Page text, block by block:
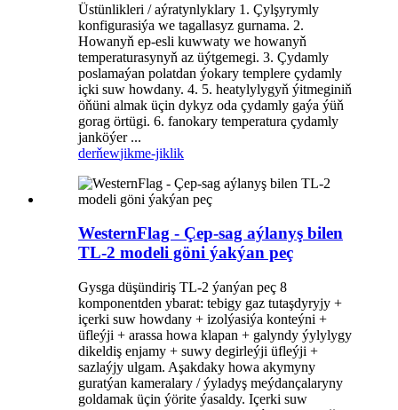
Üstünlikleri / aýratynlyklary 1. Çylşyrymly
konfigurasiýa we tagallasyz gurnama. 2.
Howanyň ep-esli kuwwaty we howanyň
temperaturasynyň az üýtgemegi. 3. Çydamly
poslamaýan polatdan ýokary templere çydamly
içki suw howdany. 4. 5. heatylylygyň ýitmeginiň
öňüni almak üçin dykyz oda çydamly gaýa ýüň
gorag örtügi. 6. fanokary temperatura çydamly
janköýer ...
derňewjikme-jiklik
WesternFlag - Çep-sag aýlanyş bilen
TL-2 modeli göni ýakýan peç
Gysga düşündiriş TL-2 ýanýan peç 8
komponentden ybarat: tebigy gaz tutaşdyryjy +
içerki suw howdany + izolýasiýa konteýni +
üfleýji + arassa howa klapan + galyndy ýylylygy
dikeldiş enjamy + suwy degirleýji üfleýji +
sazlaýjy ulgam. Aşakdaky howa akymyny
guratýan kameralary / ýyladyş meýdançalaryny
goldamak üçin ýörite ýasaldy. Içerki suw